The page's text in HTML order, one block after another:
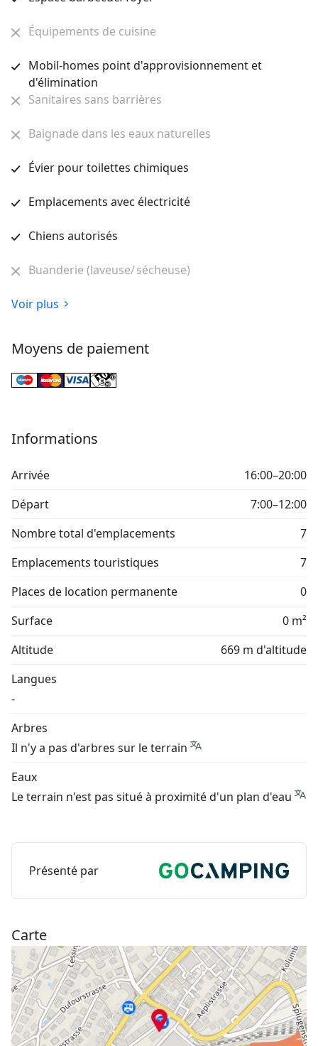
Équipements de cuisine
Mobil-homes point d'approvisionnement et
d'élimination
Sanitaires sans barrières
Baignade dans les eaux naturelles
Évier pour toilettes chimiques
Emplacements avec électricité
Chiens autorisés
Buanderie (laveuse/ sécheuse)
Voir plus
Moyens de paiement
Informations
Arrivée
16:00–20:00
Départ
7:00–12:00
Nombre total d'emplacements
7
Emplacements touristiques
7
Places de location permanente
0
Surface
0 m²
Altitude
669 m d'altitude
Langues
-
Arbres
Il n'y a pas d'arbres sur le terrain
Eaux
Le terrain n'est pas situé à proximité d'un plan d'eau
Présenté par
Carte